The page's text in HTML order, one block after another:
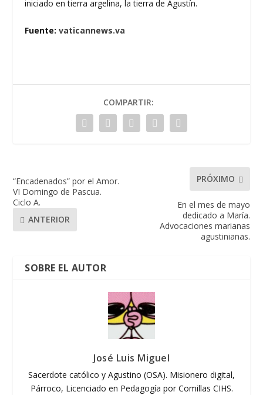
iniciado en tierra argelina, la tierra de Agustín.
Fuente:vaticannews.va
COMPARTIR:
“Encadenados” por el Amor.
VI Domingo de Pascua.
Ciclo A.
ANTERIOR
PRÓXIMO
En el mes de mayo
dedicado a María.
Advocaciones marianas
agustinianas.
SOBRE EL AUTOR
José Luis Miguel
Sacerdote católico y Agustino (OSA). Misionero digital,
Párroco, Licenciado en Pedagogía por Comillas CIHS.